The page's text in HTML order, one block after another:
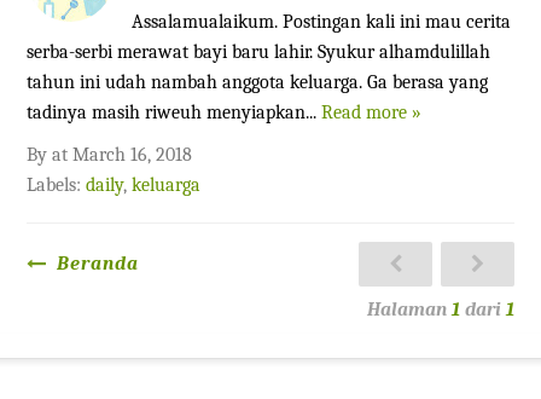
Assalamualaikum. Postingan kali ini mau cerita
serba-serbi merawat bayi baru lahir. Syukur alhamdulillah
tahun ini udah nambah anggota keluarga. Ga berasa yang
tadinya masih riweuh menyiapkan...Read more »
ByatMarch 16, 2018
Labels:daily,keluarga
Beranda
Halaman1dari1